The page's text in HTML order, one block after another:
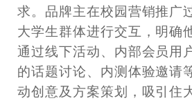
求。品牌主在校园营销推广
大学生群体进行交互，明确
通过线下活动、内部会员用
的话题讨论、内测体验邀请
动创意及方案策划，吸引住